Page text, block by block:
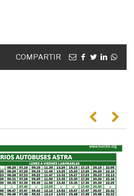
COMPARTIR Emailfacebook
twitterlinkedin
Anterior